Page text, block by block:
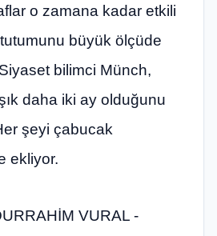
o zamana kadar etkili
büyük ölçüde
bilimci Münch,
daha iki ay olduğunu
şeyi çabucak
ekliyor.
VURAL -